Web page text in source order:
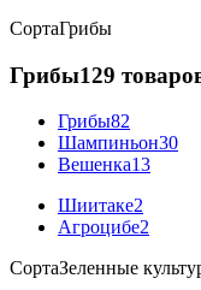
СортаГрибы
Грибы129
Грибы82
Шампиньон30
Вешенка13
Шиитаке2
Агроцибе2
СортаЗеленные